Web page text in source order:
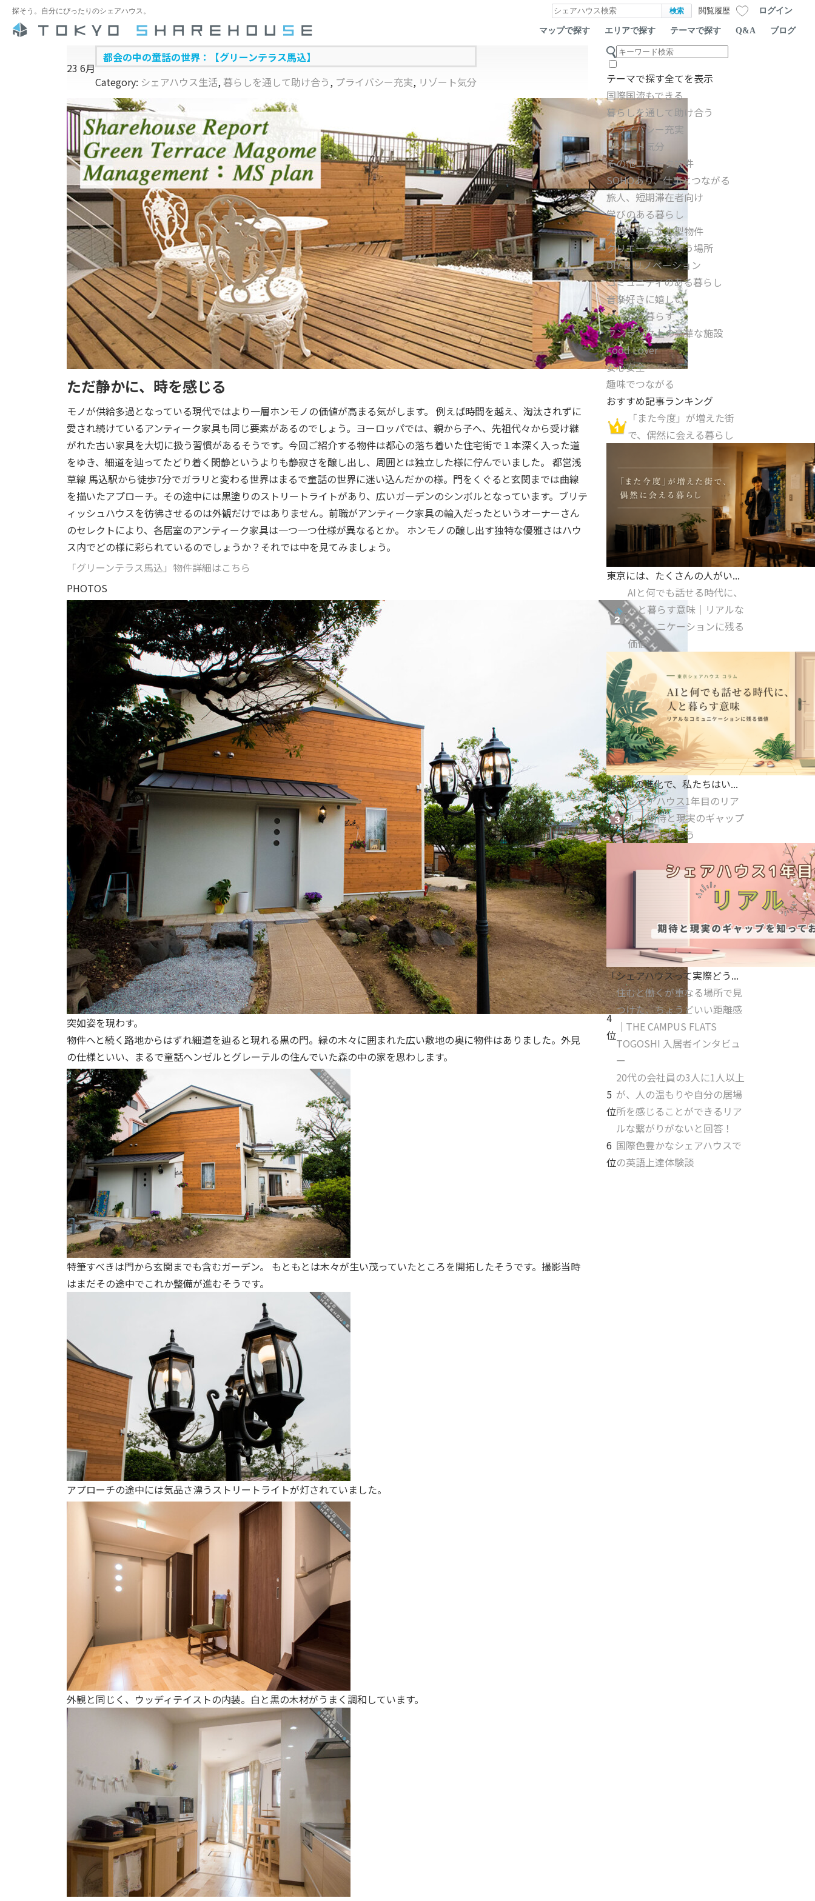
探そう。自分にぴったりのシェアハウス。 閲覧履歴 ログイン
マップで探す エリアで探す テーマで探す Q&A ブログ
23 6月
都会の中の童話の世界：【グリーンテラス馬込】
Category: シェアハウス生活, 暮らしを通して助け合う, プライバシー充実, リゾート気分
ただ静かに、時を感じる
モノが供給多過となっている現代ではより一層ホンモノの価値が高まる気がします。 例えば時間を越え、淘汰されずに
愛され続けているアンティーク家具も同じ要素があるのでしょう。ヨーロッパでは、親から子へ、先祖代々から受け継
がれた古い家具を大切に扱う習慣があるそうです。今回ご紹介する物件は都心の落ち着いた住宅街で１本深く入った道
をゆき、細道を辿ってたどり着く閑静というよりも静寂さを醸し出し、周囲とは独立した様に佇んでいました。 都営浅
草線 馬込駅から徒歩7分でガラリと変わる世界はまるで童話の世界に迷い込んだかの様。門をくぐると玄関までは曲線
を描いたアプローチ。その途中には黒塗りのストリートライトがあり、広いガーデンのシンボルとなっています。ブリテ
ィッシュハウスを彷彿させるのは外観だけではありません。前職がアンティーク家具の輸入だったというオーナーさん
のセレクトにより、各居室のアンティーク家具は一つ一つ仕様が異なるとか。 ホンモノの醸し出す独特な優雅さはハウ
ス内でどの様に彩られているのでしょうか？それでは中を見てみましょう。
「グリーンテラス馬込」物件詳細はこちら
PHOTOS
突如姿を現わす。
物件へと続く路地からはずれ細道を辿ると現れる黒の門。緑の木々に囲まれた広い敷地の奥に物件はありました。外見
の仕様といい、まるで童話ヘンゼルとグレーテルの住んでいた森の中の家を思わします。
特筆すべきは門から玄関までも含むガーデン。 もともとは木々が生い茂っていたところを開拓したそうです。撮影当時
はまだその途中でこれか整備が進むそうです。
アプローチの途中には気品さ漂うストリートライトが灯されていました。
外観と同じく、ウッディテイストの内装。白と黒の木材がうまく調和しています。
テーマで探す全てを表示
国際国流もできる
暮らしを通して助け合う
プライバシー充実
リゾート気分
その他ユニーク物件
SOHOあり、仕事とつながる
旅人、短期滞在者向け
学びのある暮らし
大勢で暮らす大型物件
クリエーターが集う場所
DIY & リノベーション
コミュニティのある暮らし
音楽好きに嬉しい
ペットと暮らす
ワンランク上の豪華な施設
Food Lover
安心安全
趣味でつながる
おすすめ記事ランキング
「また今度」が増えた街
で、偶然に会える暮らし
東京には、たくさんの人がい...
AIと何でも話せる時代に、
人と暮らす意味｜リアルな
コミュニケーションに残る
価値
生成AIの進化で、私たちはい...
シェアハウス1年目のリア
ル｜期待と現実のギャップ
を知っておこう
「シェアハウスって実際どう...
4
位
住むと働くが重なる場所で見
つけた、ちょうどいい距離感
｜THE CAMPUS FLATS
TOGOSHI 入居者インタビュ
ー
5
位
20代の会社員の3人に1人以上
が、人の温もりや自分の居場
所を感じることができるリア
ルな繋がりがないと回答！
6
位
国際色豊かなシェアハウスで
の英語上達体験談